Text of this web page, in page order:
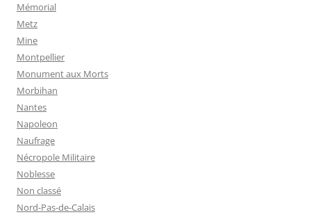
Mémorial
Metz
Mine
Montpellier
Monument aux Morts
Morbihan
Nantes
Napoleon
Naufrage
Nécropole Militaire
Noblesse
Non classé
Nord-Pas-de-Calais